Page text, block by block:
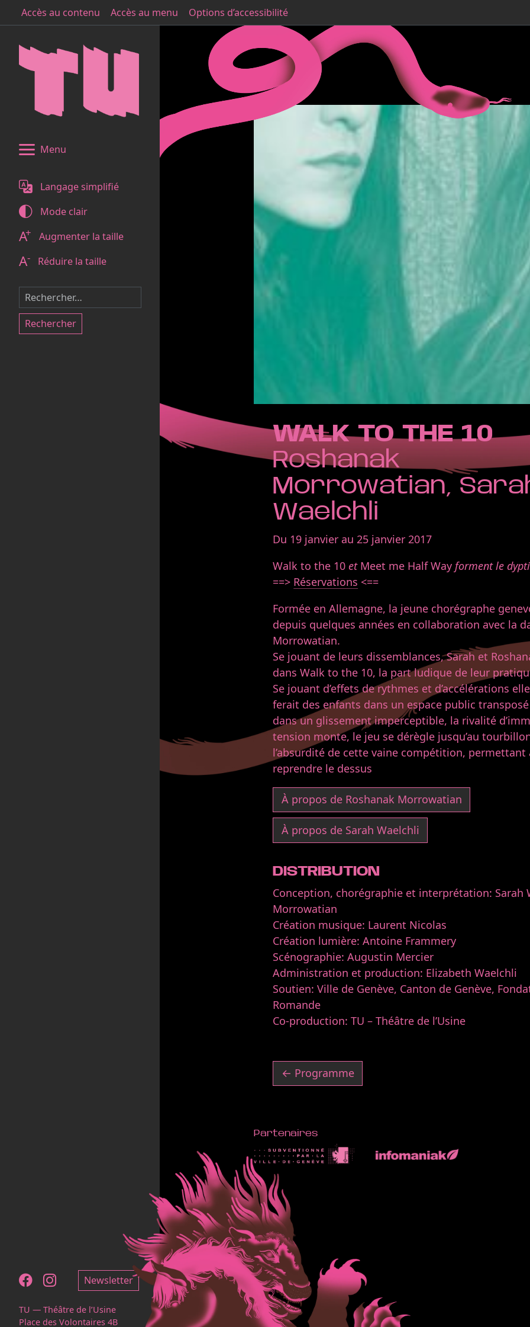
Accès au contenu Accès au menu Options d’accessibilité
Menu
Langage simplifié
Mode clair
A+ Augmenter la taille
A- Réduire la taille
Rechercher
Notre page Facebook
Notre page Instagram
Newsletter
TU — Théâtre de l’Usine
Place des Volontaires 4B
WALK TO THE 10
Roshanak
Morrowatian,
Waelchli
Du 19 janvier au 25 janvier 2017
Walk to the 10etMeet me Half Way forment le
==> Réservations <==
Formée en Allemagne, la jeune chorégraphe
depuis quelques années en collaboration avec la
Morrowatian.
Se jouant de leurs dissemblances, Sarah et
dans Walk to the 10, la part ludique de leur
Se jouant d’effets de rythmes et d’accélérations
ferait des enfants dans un espace public
dans un glissement imperceptible, la rivalité
tension monte, le jeu se dérègle jusqu’au
l’absurdité de cette vaine compétition, permettant
reprendre le dessus
À propos de Roshanak Morrowatian
À propos de Sarah Waelchli
DISTRIBUTION
Conception, chorégraphie et interprétation: Sarah
Morrowatian
Création musique: Laurent Nicolas
Création lumière: Antoine Frammery
Scénographie: Augustin Mercier
Administration et production: Elizabeth Waelchli
Soutien: Ville de Genève, Canton de Genève,
Romande
Co-production: TU – Théâtre de l’Usine
← Programme
Partenaires